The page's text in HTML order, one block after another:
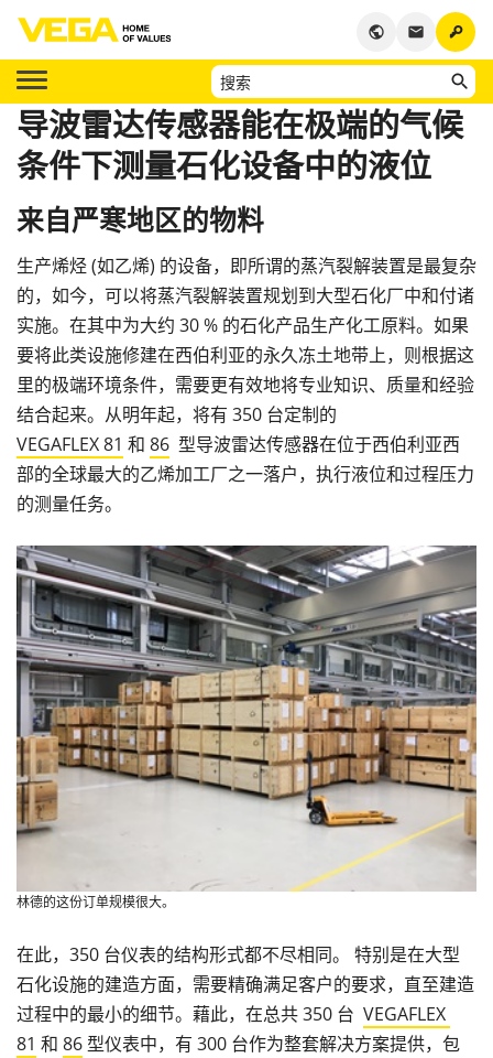
key
email
public
导波雷达传感器能在极端的气候
条件下测量石化设备中的液位
来自严寒地区的物料
生产烯烃 (如乙烯) 的设备，即所谓的蒸汽裂解装置是最复杂
的，如今，可以将蒸汽裂解装置规划到大型石化厂中和付诸
实施。在其中为大约 30 % 的石化产品生产化工原料。如果
要将此类设施修建在西伯利亚的永久冻土地带上，则根据这
里的极端环境条件，需要更有效地将专业知识、质量和经验
结合起来。从明年起，将有 350 台定制的
VEGAFLEX 81 和 86 型导波雷达传感器在位于西伯利亚西
部的全球最大的乙烯加工厂之一落户，执行液位和过程压力
的测量任务。
林德的这份订单规模很大。
在此，350 台仪表的结构形式都不尽相同。 特别是在大型
石化设施的建造方面，需要精确满足客户的要求，直至建造
过程中的最小的细节。藉此，在总共 350 台 VEGAFLEX
81 和 86 型仪表中，有 300 台作为整套解决方案提供，包